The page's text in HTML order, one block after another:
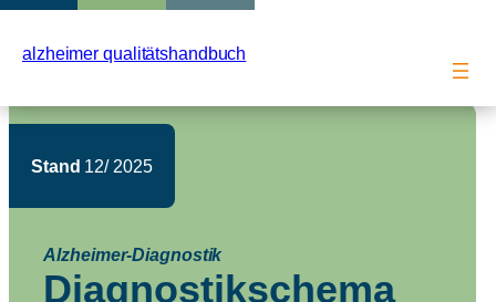
Inhalt
alzheimer qualitätshandbuch
Stand 12/ 2025
Alzheimer-Diagnostik
Diagnostikschema